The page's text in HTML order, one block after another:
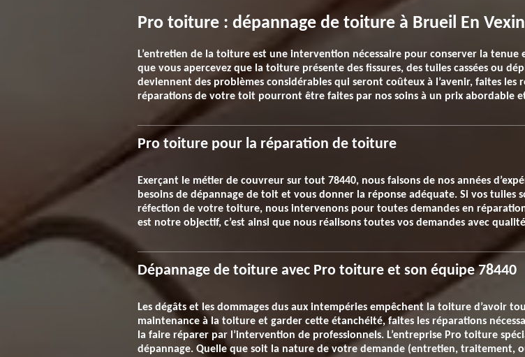
Pro toiture : dépannage de toiture à Brueil En Vexin
L’entretien de la toiture est une intervention nécessaire pour conserver la
que vous apercevez que la toiture présente des fissures, des tuiles cassées ou
deviennent des problèmes considérables qui seront coûteux à l’avenir, faites
réparations de votre toit pourront être faites par nos soins à un prix abordable
Pro toiture pour la réparation de toiture
Exerçant le métier de couvreur sur tout 78440, nous faisons de nos années
besoins de dépannage de toit et vous donner la réponse adéquate. Si vos tuiles
réfection de votre toiture, nous intervenons pour toutes demandes en
est notre objectif, c’est ainsi que nous réalisons toutes vos demandes avec
Dépannage de toiture avec Pro toiture et son équipe 78440
Les dégâts et les dommages dus aux intempéries empêchent la toiture d’avoir
maintenance à la toiture et garder cette étanchéité, faites les réparations
la faire réparer par l’intervention de professionnels. L’entreprise Pro toiture
dépannage. Quelle que soit la nature de votre demande (entretien, traitement,